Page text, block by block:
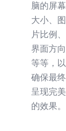
脑的屏幕
大小、图
片比例、
界面方向
等等，以
确保最终
呈现完美
的效果。